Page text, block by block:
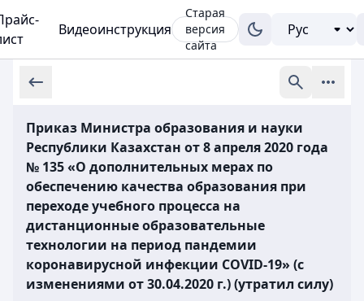
Видеоинструкция
Старая
версия
сайта
Приказ Министра образования и науки
Республики Казахстан от 8 апреля 2020 года
№ 135 «О дополнительных мерах по
обеспечению качества образования при
переходе учебного процесса на
дистанционные образовательные
технологии на период пандемии
коронавирусной инфекции COVID-19» (с
изменениями от 30.04.2020 г.) (утратил силу)